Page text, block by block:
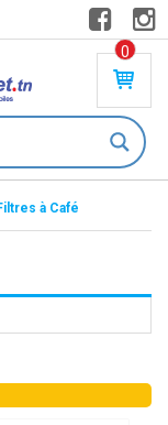
0
PR
DU
IT(
S)
DT
à Café